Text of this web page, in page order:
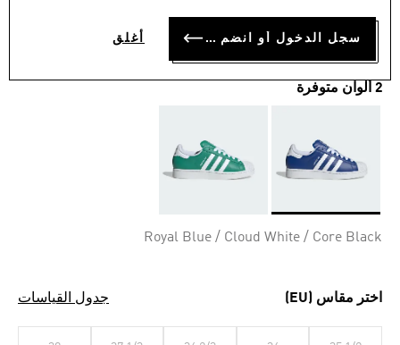
سجل الدخول أو انضم الآن أغلق
BD 23.00
2 ألوان متوفرة
Royal Blue / Cloud White / Core Black
اختر مقاس (EU) جدول القياسات